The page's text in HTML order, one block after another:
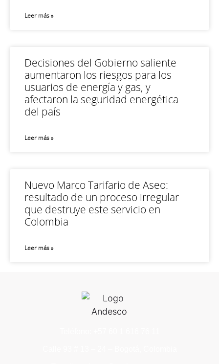
Leer más »
Decisiones del Gobierno saliente
aumentaron los riesgos para los
usuarios de energía y gas, y
afectaron la seguridad energética
del país
Leer más »
Nuevo Marco Tarifario de Aseo:
resultado de un proceso irregular
que destruye este servicio en
Colombia
Leer más »